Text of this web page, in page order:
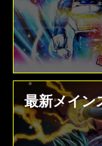
最新メインストーリー「第19部3章(6/10)」